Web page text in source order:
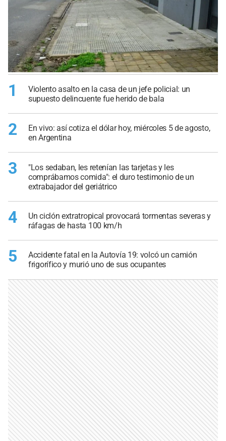
1
Violento asalto en la casa de un jefe policial: un
supuesto delincuente fue herido de bala
2
En vivo: así cotiza el dólar hoy, miércoles 5 de agosto,
en Argentina
3
"Los sedaban, les retenían las tarjetas y les
comprábamos comida": el duro testimonio de un
extrabajador del geriátrico
4
Un ciclón extratropical provocará tormentas severas y
ráfagas de hasta 100 km/h
5
Accidente fatal en la Autovía 19: volcó un camión
frigorífico y murió uno de sus ocupantes